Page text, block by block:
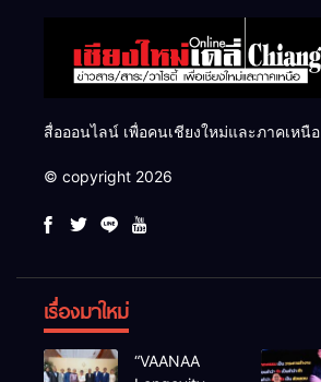
สื่อออนไลน์ เพื่อคนเชียงใหม่และภาคเหนือ
© copyright 2026
เรื่องมาใหม่
“VAANAA